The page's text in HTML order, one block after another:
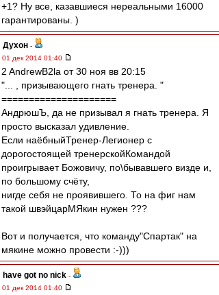
+1? Ну все, казавшиеся нереальными 16000
гарантированы. )
Духон -
01 дек 2014 01:40
2 AndrewB2la от 30 ноя вв 20:15
"... , призывающего гнать тренера. "
=====================
АндрюшЪ, да не призывал я гнать тренера. Я
просто высказал удивление.
Если наёбныйТренер-Легионер с
дорогостоящей тренерскойКомандой
проигрывает Божовичу, по\бывавшего визде и,
по большому счёту,
нигде себя не проявившего. То на фиг нам
такой швэйцарМЯкин нужен ???
Вот и получается, что команду"Спартак" на
мякине можно провести :-)))
have got no nick -
01 дек 2014 01:40